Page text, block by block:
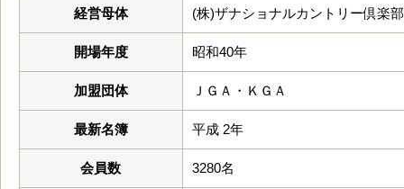
経営母体 (株)ザナショナルカントリー倶楽部
開場年度 昭和40年
加盟団体 ＪＧＡ・ＫＧＡ
最新名簿 平成 2年
会員数 3280名